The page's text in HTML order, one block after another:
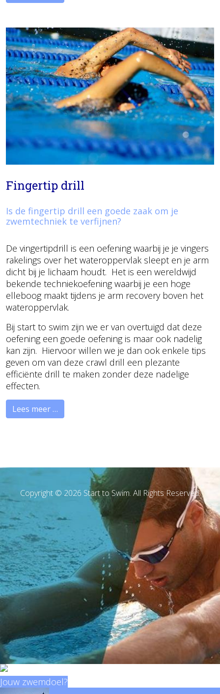
Fingertip drill
Is de fingertip drill een goede zaak om je
zwemtechniek te verfijnen?
De vingertipdrill is een oefening waarbij je je vingers
rakelings over het wateroppervlak sleept en je arm
dicht bij je lichaam houdt. Het is een wereldwijd
bekende techniekoefening waarbij je een hoge
elleboog maakt tijdens je arm recovery boven het
wateroppervlak.
Bij start to swim zijn we er van overtuigd dat deze
oefening een goede oefening is maar ook nadelig
kan zijn. Hiervoor willen we je dan ook enkele tips
geven om van deze crawl drill een plezante
efficiënte drill te maken zonder deze nadelige
effecten.
Lees meer …
Copyright © 2026 Start to Swim. All Rights Reserved.
Jouw zwemdoel?